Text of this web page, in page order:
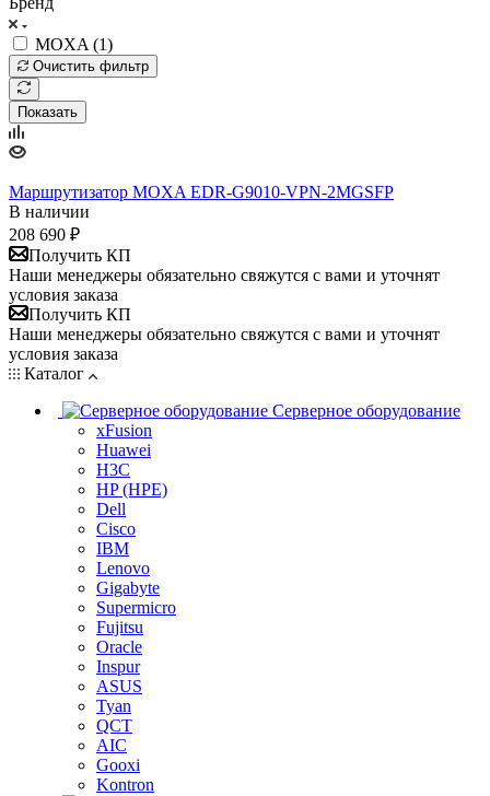
MOXA (1)
Очистить фильтр
Показать
Маршрутизатор MOXA EDR-G9010-VPN-2MGSFP
В наличии
208 690 ₽
Получить КП
Наши менеджеры обязательно свяжутся с вами и уточнят
условия заказа
Получить КП
Наши менеджеры обязательно свяжутся с вами и уточнят
условия заказа
Каталог
Серверное оборудование
xFusion
Huawei
H3C
HP (HPE)
Dell
Cisco
IBM
Lenovo
Gigabyte
Supermicro
Fujitsu
Oracle
Inspur
ASUS
Tyan
QCT
AIC
Gooxi
Kontron